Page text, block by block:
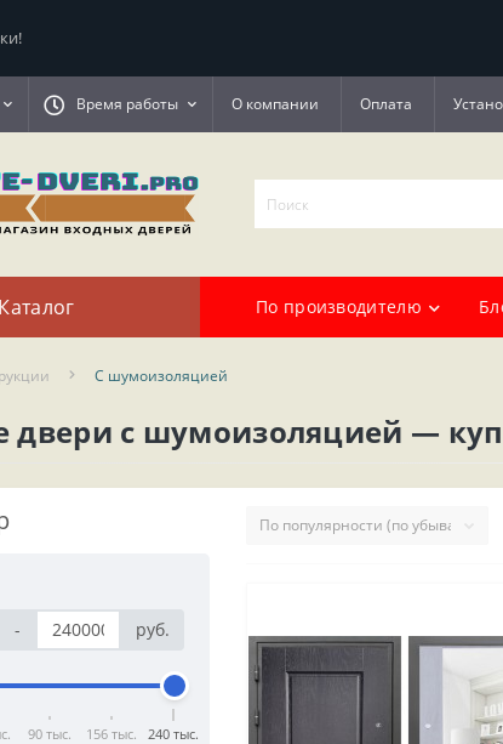
Время работы О компании Оплата
Каталог По производителю
С шумоизоляцией
двери с шумоизоляцией —
-
руб.
90 тыс. 156 тыс. 240 тыс.